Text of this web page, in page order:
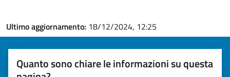
Ultimo aggiornamento: 18/12/2024, 12:25
Quanto sono chiare le informazioni su questa